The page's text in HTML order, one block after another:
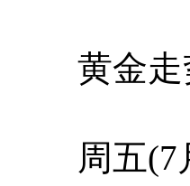
黄金走
周五(7月